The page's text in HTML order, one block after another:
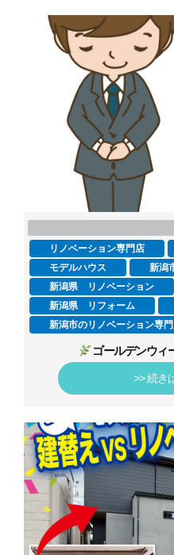
リノベーション専門店
モデルハウス
新潟
新潟県 リノベーション
新潟県 リフォーム
新潟市のリノベーション専
ゴールデンウィ
>> 続き